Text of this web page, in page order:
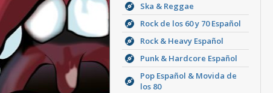
Ska & Reggae
Rock de los 60 y 70 Español
Rock & Heavy Español
Punk & Hardcore Español
Pop Español & Movida de
los 80